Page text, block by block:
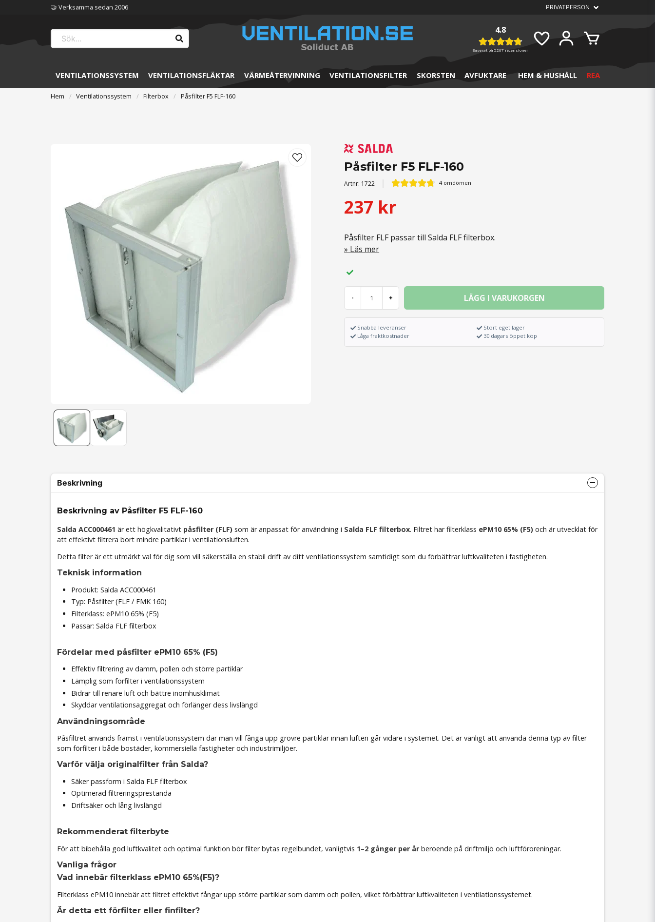
🏆 Störst på ventilation
4.8
Baserat på 5267 recensioner
VENTILATIONSSYSTEM VENTILATIONSFLÄKTAR VÄRMEÅTERVINNING VENTILATIONSFILTER SKORSTEN AVFUKTARE HEM & HUSHÅLL REA
Hem Ventilationssystem Filterbox Påsfilter F5 FLF-160
Påsfilter F5 FLF-160
Artnr: 1722 4 omdömen
237 kr
Påsfilter FLF passar till Salda FLF filterbox.
Läs mer
- + LÄGG I VARUKORGEN
Snabba leveranser
Låga fraktkostnader
Stort eget lager
30 dagars öppet köp
Beskrivning
Beskrivning av Påsfilter F5 FLF-160
Salda ACC000461 är ett högkvalitativt påsfilter (FLF) som är anpassat för användning i Salda FLF filterbox. Filtret har filterklass ePM10 65% (F5) och är utvecklat för
att effektivt filtrera bort mindre partiklar i ventilationsluften.
Detta filter är ett utmärkt val för dig som vill säkerställa en stabil drift av ditt ventilationssystem samtidigt som du förbättrar luftkvaliteten i fastigheten.
Teknisk information
Produkt: Salda ACC000461
Typ: Påsfilter (FLF / FMK 160)
Filterklass: ePM10 65% (F5)
Passar: Salda FLF filterbox
Fördelar med påsfilter ePM10 65% (F5)
Effektiv filtrering av damm, pollen och större partiklar
Lämplig som förfilter i ventilationssystem
Bidrar till renare luft och bättre inomhusklimat
Skyddar ventilationsaggregat och förlänger dess livslängd
Användningsområde
Påsfiltret används främst i ventilationssystem där man vill fånga upp grövre partiklar innan luften går vidare i systemet. Det är vanligt att använda denna typ av filter
som förfilter i både bostäder, kommersiella fastigheter och industrimiljöer.
Varför välja originalfilter från Salda?
Säker passform i Salda FLF filterbox
Optimerad filtreringsprestanda
Driftsäker och lång livslängd
Rekommenderat filterbyte
För att bibehålla god luftkvalitet och optimal funktion bör filter bytas regelbundet, vanligtvis 1–2 gånger per år beroende på driftmiljö och luftföroreningar.
Vanliga frågor
Vad innebär filterklass ePM10 65%(F5)?
Filterklass ePM10 innebär att filtret effektivt fångar upp större partiklar som damm och pollen, vilket förbättrar luftkvaliteten i ventilationssystemet.
Är detta ett förfilter eller finfilter?